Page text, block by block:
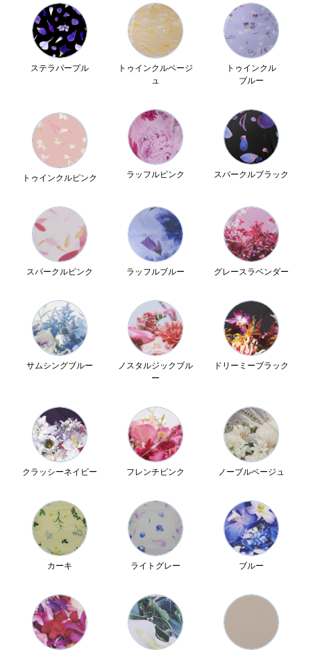
ステラパープル
トゥインクルベージ
ュ
トゥインクル
ブルー
トゥインクルピンク ラッフルピンク スパークルブラック
スパークルピンク ラッフルブルー グレースラベンダー
サムシングブルー
ノスタルジックブル
ー
ドリーミーブラック
クラッシーネイビー フレンチピンク ノーブルベージュ
カーキ ライトグレー ブルー